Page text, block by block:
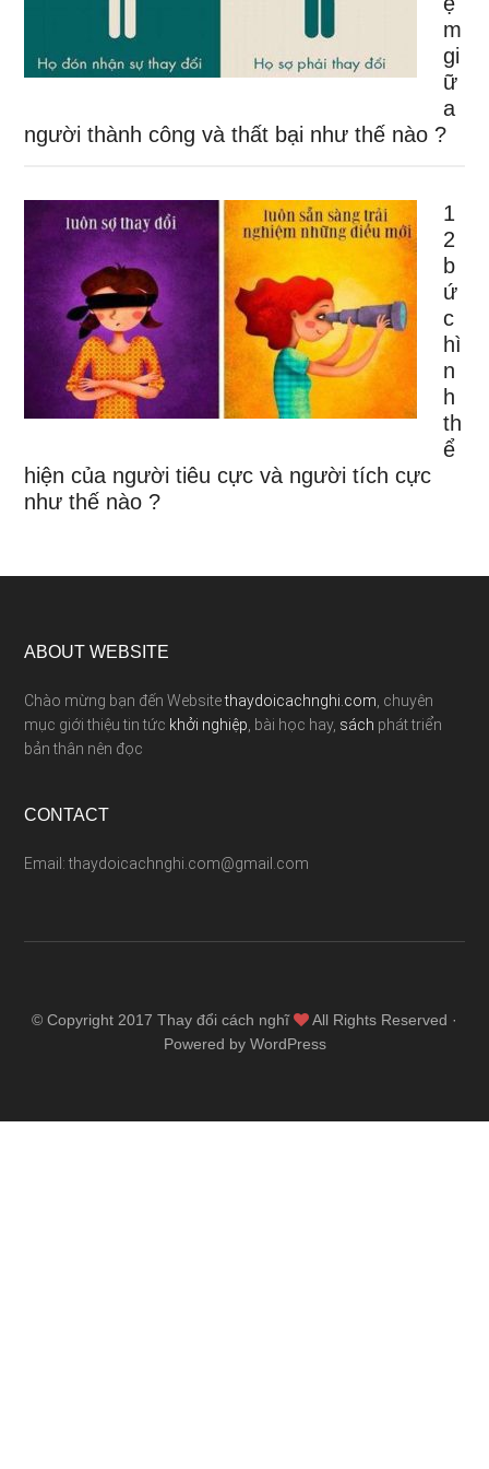
m
gi
ữ
a
người thành công và thất bại như thế nào ?
1
2
b
ứ
c
hì
n
h
th
ể
hiện của người tiêu cực và người tích cực
như thế nào ?
ABOUT WEBSITE
Chào mừng bạn đến Websitethaydoicachnghi.com , chuyên
mục giới thiệu tin tức khởi nghiệp , bài học hay, sách phát triển
bản thân nên đọc
CONTACT
Email: thaydoicachnghi.com@gmail.com
© Copyright 2017 Thay đổi cách nghĩ
All Rights Reserved ·
Powered by WordPress